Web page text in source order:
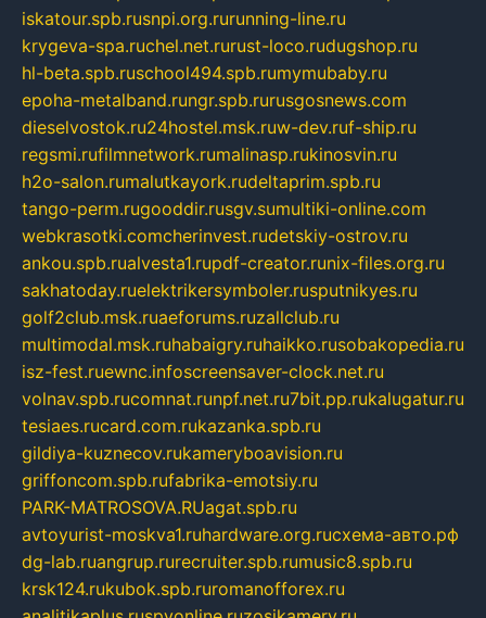
iskatour.spb.rusnpi.org.rurunning-line.ru
krygeva-spa.ruchel.net.rurust-loco.rudugshop.ru
hl-beta.spb.ruschool494.spb.rumymubaby.ru
epoha-metalband.rungr.spb.rurusgosnews.com
dieselvostok.ru24hostel.msk.ruw-dev.ruf-ship.ru
regsmi.rufilmnetwork.rumalinasp.rukinosvin.ru
h2o-salon.rumalutkayork.rudeltaprim.spb.ru
tango-perm.rugooddir.rusgv.sumultiki-online.com
webkrasotki.comcherinvest.rudetskiy-ostrov.ru
ankou.spb.rualvesta1.rupdf-creator.runix-files.org.ru
sakhatoday.ruelektrikersymboler.rusputnikyes.ru
golf2club.msk.ruaeforums.ruzallclub.ru
multimodal.msk.ruhabaigry.ruhaikko.rusobakopedia.ru
isz-fest.ruewnc.infoscreensaver-clock.net.ru
volnav.spb.rucomnat.runpf.net.ru7bit.pp.rukalugatur.ru
tesiaes.rucard.com.rukazanka.spb.ru
gildiya-kuznecov.rukameryboavision.ru
griffoncom.spb.rufabrika-emotsiy.ru
PARK-MATROSOVA.RUagat.spb.ru
avtoyurist-moskva1.ruhardware.org.ruсхема-авто.рф
dg-lab.ruangrup.rurecruiter.spb.rumusic8.spb.ru
krsk124.rukubok.spb.ruromanofforex.ru